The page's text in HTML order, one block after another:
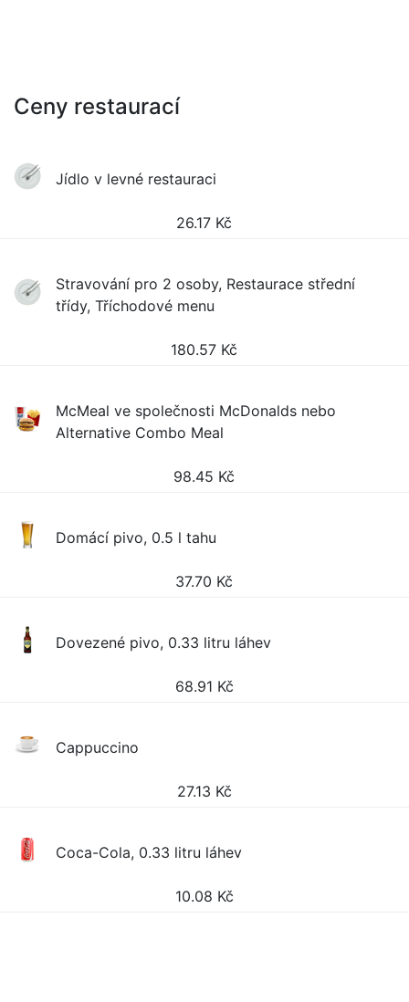
Ceny restaurací
Jídlo v levné restauraci
26.17 Kč
Stravování pro 2 osoby, Restaurace střední
třídy, Tříchodové menu
180.57 Kč
McMeal ve společnosti McDonalds nebo
Alternative Combo Meal
98.45 Kč
Domácí pivo, 0.5 l tahu
37.70 Kč
Dovezené pivo, 0.33 litru láhev
68.91 Kč
Cappuccino
27.13 Kč
Coca-Cola, 0.33 litru láhev
10.08 Kč